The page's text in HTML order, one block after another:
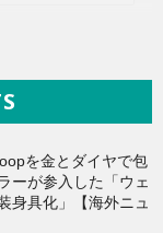
を金とダイヤで包
ーが参入した「ウェ
身具化」【海外ニュ